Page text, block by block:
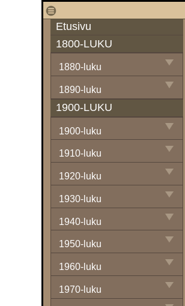
1
Etusivu
1800-LUKU
1880-luku
1890-luku
1900-LUKU
1900-luku
1910-luku
1920-luku
1930-luku
1940-luku
1950-luku
1960-luku
1970-luku